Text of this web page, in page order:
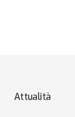
Attualità